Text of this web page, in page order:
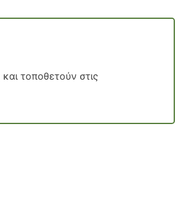
τοποθετούν στις